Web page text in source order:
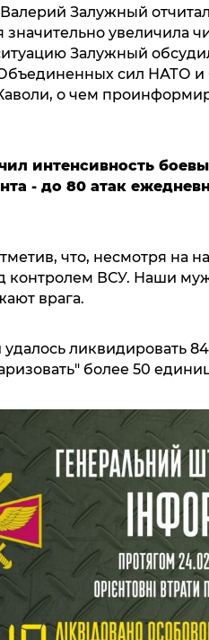
Залужный
увеличила
Залужный
сил НАТО
о чем
интенсивность
- до 80 атак
что, несмотря на
контролем ВСУ. Наши
врага.
ликвидировать
более 50